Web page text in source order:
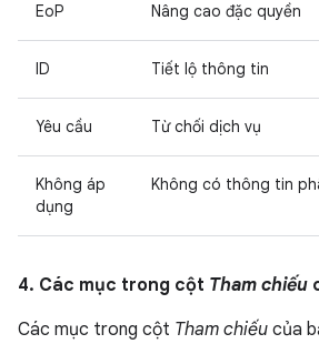
EoP Nâng cao đặc quyền
ID Tiết lộ thông tin
Yêu cầu Từ chối dịch vụ
Không áp
dụng
Không có thông tin
4. Các mục trong cột Tham chiếu
Các mục trong cột Tham chiếu của